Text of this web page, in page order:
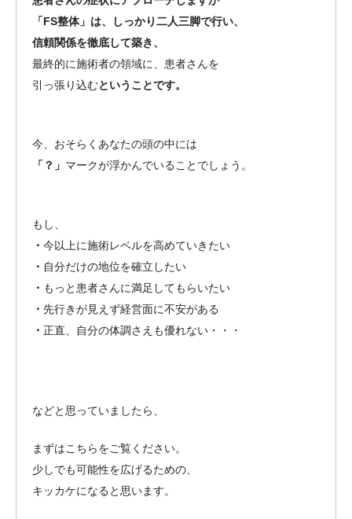
「FS整体」は、しっかり二人三脚で行い、
信頼関係を徹底して築き、
最終的に施術者の領域に、患者さんを
引っ張り込むということです。
今、おそらくあなたの頭の中には
「？」 マークが浮かんでいることでしょう。
もし、
・ 今以上に施術レベルを高めていきたい
・ 自分だけの地位を確立したい
・ もっと患者さんに満足してもらいたい
・ 先行きが見えず経営面に不安がある
・ 正直、自分の体調さえも優れない・・・
などと思っていましたら、
まずはこちらをご覧ください。
少しでも可能性を広げるための、
キッカケになると思います。